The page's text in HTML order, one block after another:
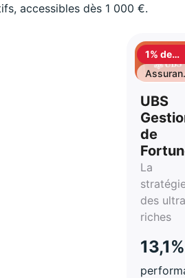
accessibles dès 1 000 €.
1% de
UBS
de
La
des
riches
13,1%